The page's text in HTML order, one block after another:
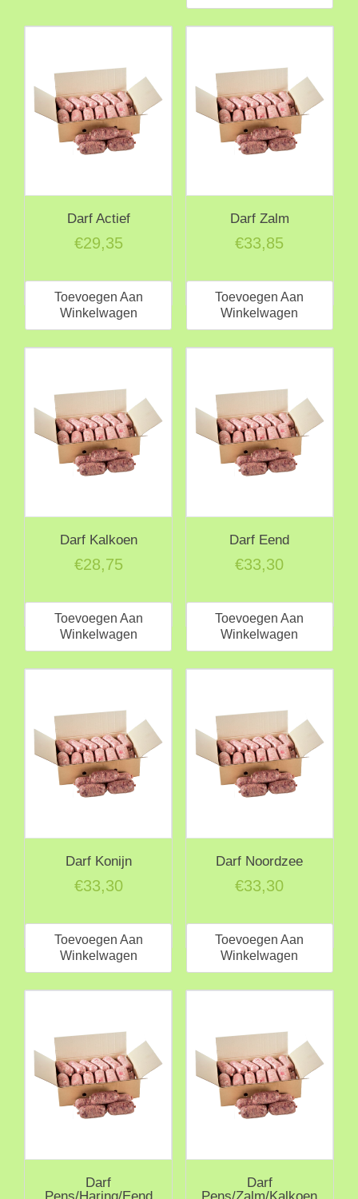
meerdere
variaties.
gekozen
Darf Actief
€29,35
Toevoegen Aan
Winkelwagen
Darf Zalm
€33,85
Toevoegen Aan
Winkelwagen
Darf Kalkoen
€28,75
Toevoegen Aan
Winkelwagen
Darf Eend
€33,30
Toevoegen Aan
Winkelwagen
Darf Konijn
€33,30
Toevoegen Aan
Winkelwagen
Darf Noordzee
€33,30
Toevoegen Aan
Winkelwagen
Darf
Pens/Haring/Eend
Darf
Pens/Zalm/Kalkoen